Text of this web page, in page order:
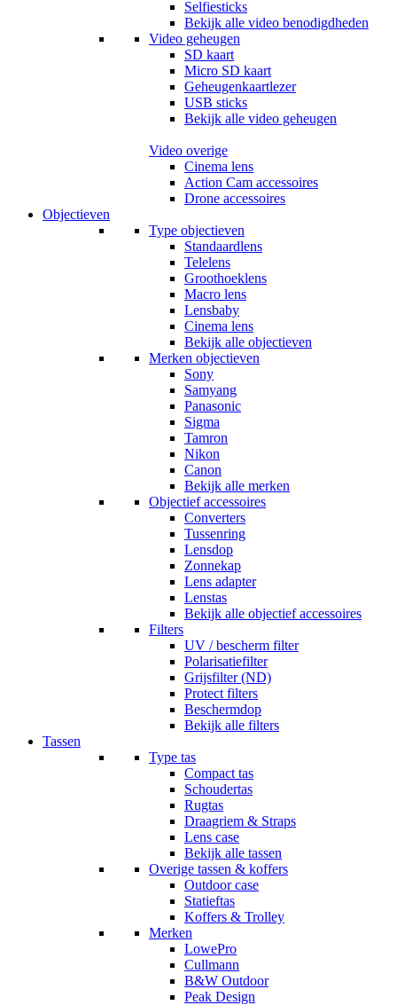
Selfiesticks
Bekijk alle video benodigdheden
Video geheugen
SD kaart
Micro SD kaart
Geheugenkaartlezer
USB sticks
Bekijk alle video geheugen
Video overige
Cinema lens
Action Cam accessoires
Drone accessoires
Objectieven
Type objectieven
Standaardlens
Telelens
Groothoeklens
Macro lens
Lensbaby
Cinema lens
Bekijk alle objectieven
Merken objectieven
Sony
Samyang
Panasonic
Sigma
Tamron
Nikon
Canon
Bekijk alle merken
Objectief accessoires
Converters
Tussenring
Lensdop
Zonnekap
Lens adapter
Lenstas
Bekijk alle objectief accessoires
Filters
UV / bescherm filter
Polarisatiefilter
Grijsfilter (ND)
Protect filters
Beschermdop
Bekijk alle filters
Tassen
Type tas
Compact tas
Schoudertas
Rugtas
Draagriem & Straps
Lens case
Bekijk alle tassen
Overige tassen & koffers
Outdoor case
Statieftas
Koffers & Trolley
Merken
LowePro
Cullmann
B&W Outdoor
Peak Design